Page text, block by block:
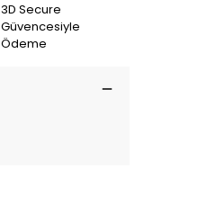
3D Secure
Güvencesiyle
Ödeme